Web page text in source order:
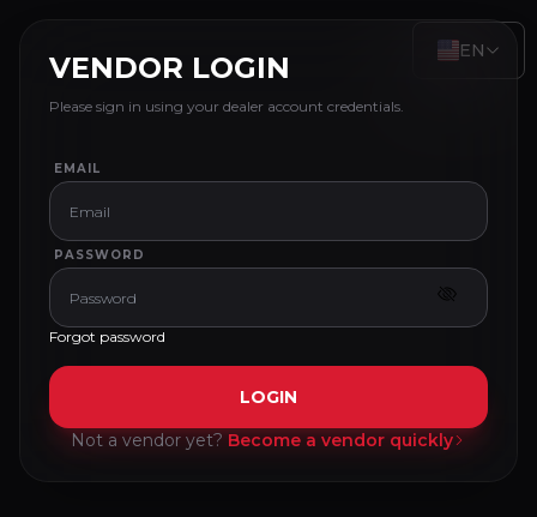
VENDOR LOGIN
Please sign in using your dealer account credentials.
EMAIL
PASSWORD
Forgot password
LOGIN
Not a vendor yet?Become a vendor quickly
EN